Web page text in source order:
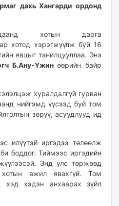
дахь Хангарди ордонд
хотын дарга
хотод хэрэгжүүлж буй 16
явцыг танилцууллаа. Энэ
Б.Ану-Үжин өөрийн байр
хуралдалгүй гурван
нийгэмд үүсээд буй том
зөрүү, асуудлууд ид
илүүтэй иргэдээ төлөөлж
боддог. Тиймээс иргэдийн
Энд улс төржөөд
хотын ажил явахгүй. Том
хэд хэдэн анхаарах зүйл